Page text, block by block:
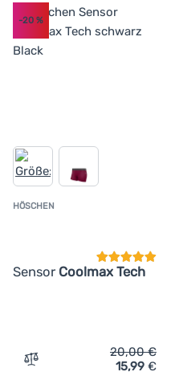
Progress DC
HÖSCHEN
Sensor Coolmax Tech
-20%
Zum Vergleich 'Höschen
20,00€
15,99 €